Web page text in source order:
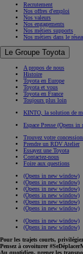
Recrutement
Nos offres d'emploi
Nos valeurs
Nos engagements
Nos métiers supports
Nos métiers dans le
Le Groupe Toyota
A propos de nous
Histoire
Toyota en Europe
Toyota et vous
Toyota en France
Toujours plus loin
KINTO, la solution de
Espace Presse (Opens in
Trouvez votre
Prendre un RDV Atelier
Essayez une Toyota
Contactez-nous
Foire aux questions
(Opens in new window)
(Opens in new window)
(Opens in new window)
(Opens in new window)
(Opens in new window)
(Opens in new window)
(Opens in new window)
(Opens in new window)
Pour les trajets courts,
Pensez à covoiturer
Au quotidien, prenez les